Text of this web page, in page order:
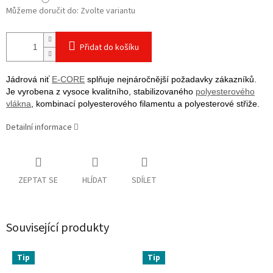
Můžeme doručit do: Zvolte variantu
Přidat do košíku
Jádrová niť E-CORE splňuje nejnáročnější požadavky zákazníků.
Je vyrobena z vysoce kvalitního, stabilizovaného polyesterového
vlákna, kombinací polyesterového filamentu a polyesterové střiže.
Detailní informace
ZEPTAT SE HLÍDAT SDÍLET
Související produkty
Tip Tip